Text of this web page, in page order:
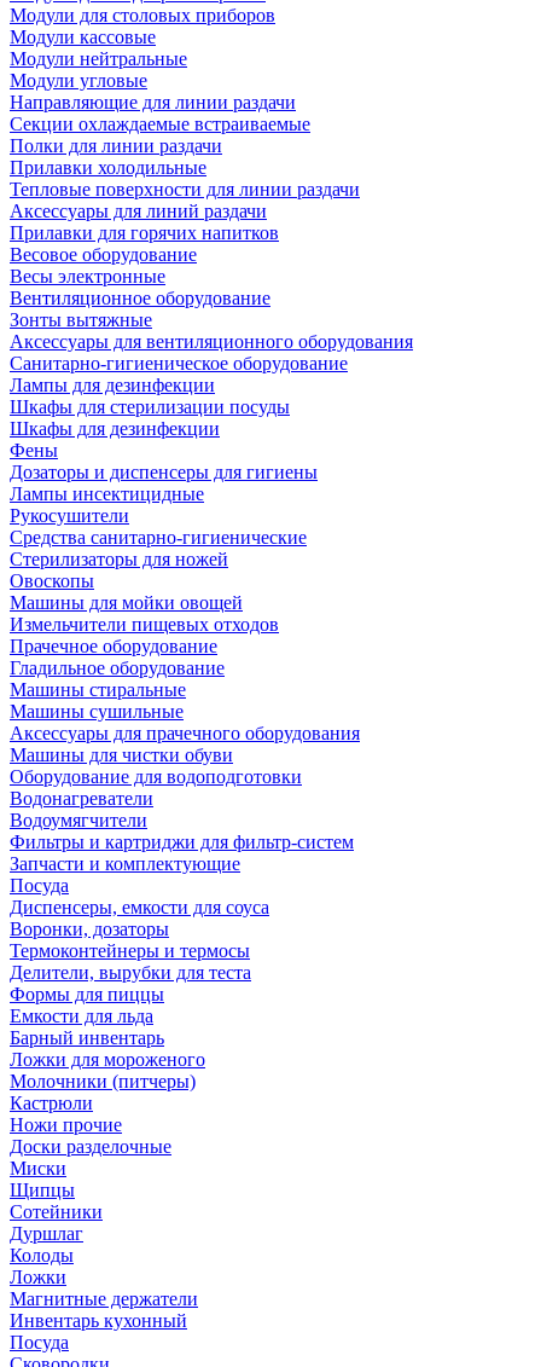
Модули для столовых приборов
Модули кассовые
Модули нейтральные
Модули угловые
Направляющие для линии раздачи
Секции охлаждаемые встраиваемые
Полки для линии раздачи
Прилавки холодильные
Тепловые поверхности для линии раздачи
Аксессуары для линий раздачи
Прилавки для горячих напитков
Весовое оборудование
Весы электронные
Вентиляционное оборудование
Зонты вытяжные
Аксессуары для вентиляционного оборудования
Санитарно-гигиеническое оборудование
Лампы для дезинфекции
Шкафы для стерилизации посуды
Шкафы для дезинфекции
Фены
Дозаторы и диспенсеры для гигиены
Лампы инсектицидные
Рукосушители
Средства санитарно-гигиенические
Стерилизаторы для ножей
Овоскопы
Машины для мойки овощей
Измельчители пищевых отходов
Прачечное оборудование
Гладильное оборудование
Машины стиральные
Машины сушильные
Аксессуары для прачечного оборудования
Машины для чистки обуви
Оборудование для водоподготовки
Водонагреватели
Водоумягчители
Фильтры и картриджи для фильтр-систем
Запчасти и комплектующие
Посуда
Диспенсеры, емкости для соуса
Воронки, дозаторы
Термоконтейнеры и термосы
Делители, вырубки для теста
Формы для пиццы
Емкости для льда
Барный инвентарь
Ложки для мороженого
Молочники (питчеры)
Кастрюли
Ножи прочие
Доски разделочные
Миски
Щипцы
Сотейники
Дуршлаг
Колоды
Ложки
Магнитные держатели
Инвентарь кухонный
Посуда